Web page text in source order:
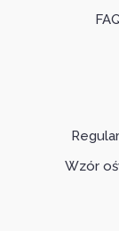
Wzór